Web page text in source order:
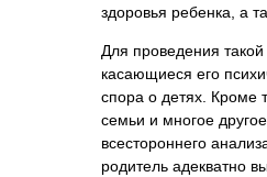
здоровья ребенка, а
Для проведения
касающиеся его
спора о детях. Кроме
семьи и многое
всестороннего
родитель адекватно